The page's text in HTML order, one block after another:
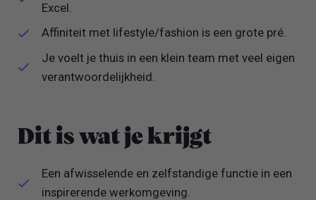
Excel.
Affiniteit met lifestyle/fashion is een grote pré.
Je voelt je thuis in een klein team met veel eigen
verantwoordelijkheid.
Dit is wat je krijgt
Een afwisselende en zelfstandige functie in een
inspirerende werkomgeving.